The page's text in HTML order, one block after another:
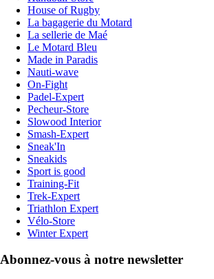
House of Rugby
La bagagerie du Motard
La sellerie de Maé
Le Motard Bleu
Made in Paradis
Nauti-wave
On-Fight
Padel-Expert
Pecheur-Store
Slowood Interior
Smash-Expert
Sneak'In
Sneakids
Sport is good
Training-Fit
Trek-Expert
Triathlon Expert
Vélo-Store
Winter Expert
Abonnez-vous à notre newsletter